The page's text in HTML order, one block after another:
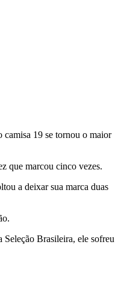
19 se tornou o maior
que marcou cinco vezes.
a deixar sua marca duas
Brasileira, ele sofreu